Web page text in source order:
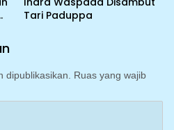
Tari Paduppa
dipublikasikan.
Ruas yang wajib